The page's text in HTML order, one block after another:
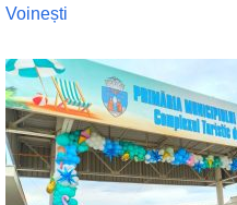
Voinești